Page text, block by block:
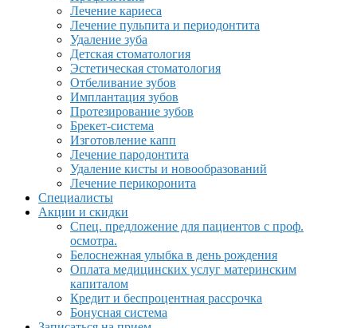
Лечение кариеса
Лечение пульпита и периодонтита
Удаление зуба
Детская стоматология
Эстетическая стоматология
Отбеливание зубов
Имплантация зубов
Протезирование зубов
Брекет-система
Изготовление капп
Лечение пародонтита
Удаление кисты и новообразований
Лечение перикоронита
Специалисты
Акции и скидки
Спец. предложение для пациентов с проф.
осмотра.
Белоснежная улыбка в день рождения
Оплата медицинских услуг материнским
капиталом
Кредит и беспроцентная рассрочка
Бонусная система